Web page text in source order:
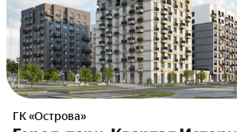
ГК «Острова»